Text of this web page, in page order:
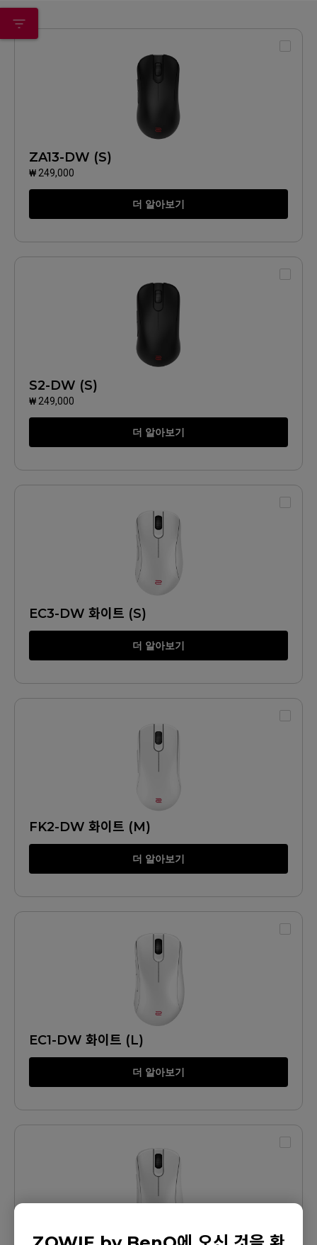
ZA13-DW (S)
₩ 249,000
더 알아보기
S2-DW (S)
₩ 249,000
더 알아보기
EC3-DW 화이트 (S)
더 알아보기
FK2-DW 화이트 (M)
더 알아보기
EC1-DW 화이트 (L)
더 알아보기